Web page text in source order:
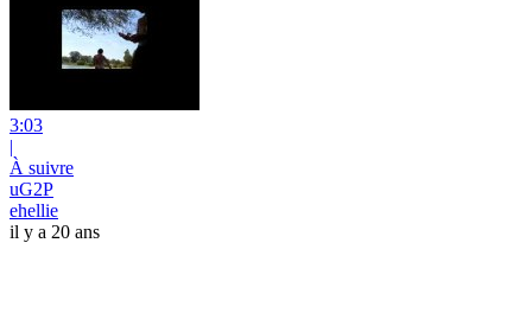
3:03
|
À suivre
uG2P
ehellie
il y a 20 ans